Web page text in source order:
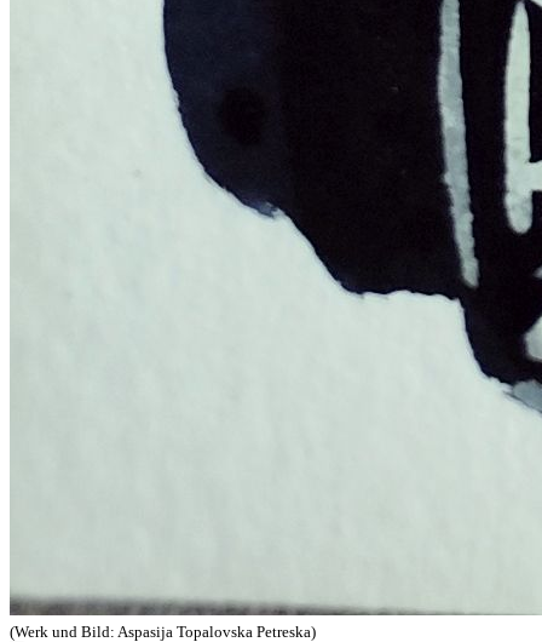
(Werk und Bild: Aspasija Topalovska Petreska)